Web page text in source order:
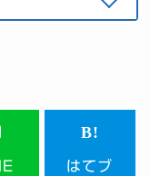
はてブ